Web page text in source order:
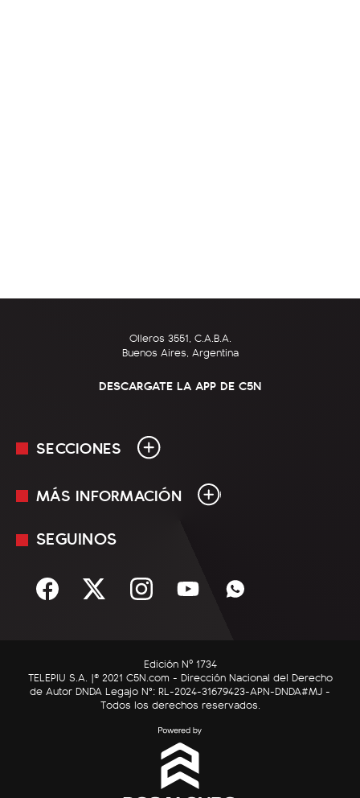
Olleros 3551, C.A.B.A.
Buenos Aires, Argentina
DESCARGATE LA APP DE C5N
SECCIONES
En Vivo
Sociedad
C5N Autos
RatingCero
MÁS INFORMACIÓN
Mediakit
Términos y condiciones
SEGUINOS
Edición Nº 1734
TELEPIU S.A. |© 2021 C5N.com - Dirección Nacional del Derecho
de Autor DNDA Legajo N°: RL-2024-31679423-APN-DNDA#MJ -
Todos los derechos reservados.